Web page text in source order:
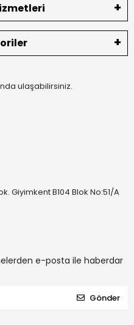
ulaşabilirsiniz.
Giyimkent B104 Blok No:51/A
e-posta ile haberdar
Gönder